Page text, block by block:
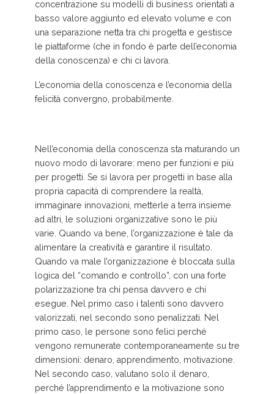
concentrazione su modelli di business orientati a
basso valore aggiunto ed elevato volume e con
una separazione netta tra chi progetta e gestisce
le piattaforme (che in fondo è parte dell’economia
della conoscenza) e chi ci lavora.
L’economia della conoscenza e l’economia della
felicità convergno, probabilmente.
Nell’economia della conoscenza sta maturando un
nuovo modo di lavorare: meno per funzioni e più
per progetti. Se si lavora per progetti in base alla
propria capacità di comprendere la realtà,
immaginare innovazioni, metterle a terra insieme
ad altri, le soluzioni organizzative sono le più
varie. Quando va bene, l’organizzazione è tale da
alimentare la creatività e garantire il risultato.
Quando va male l’organizzazione è bloccata sulla
logica del “comando e controllo”, con una forte
polarizzazione tra chi pensa davvero e chi
esegue. Nel primo caso i talenti sono davvero
valorizzati, nel secondo sono penalizzati. Nel
primo caso, le persone sono felici perché
vengono remunerate contemporaneamente su tre
dimensioni: denaro, apprendimento, motivazione.
Nel secondo caso, valutano solo il denaro,
perché l’apprendimento e la motivazione sono